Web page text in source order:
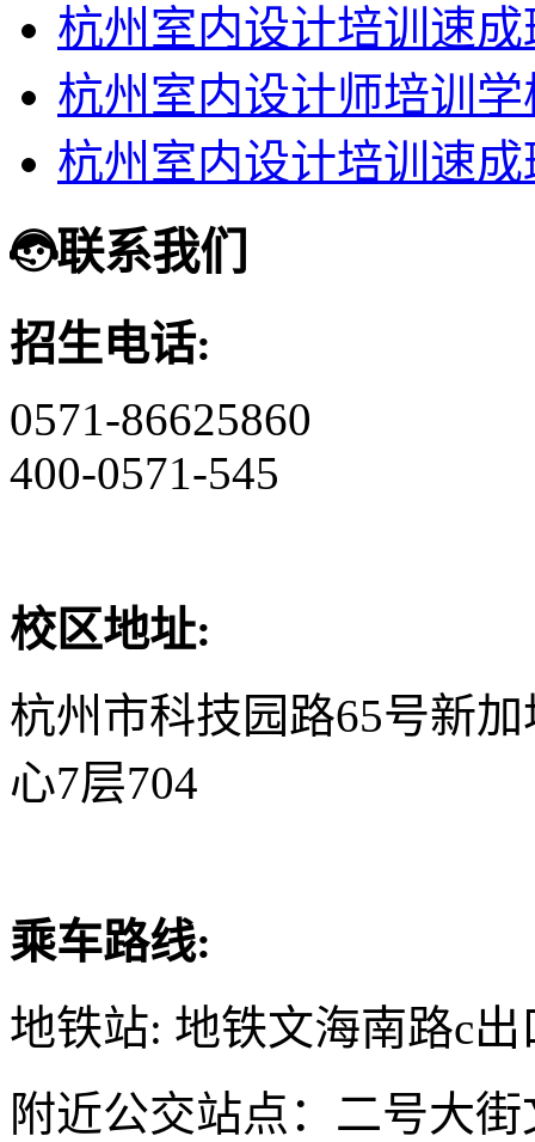
杭州室内设计培训速成
杭州室内设计师培训
杭州室内设计培训速成
联系我们
招生电话:
0571-86625860
400-0571-545
校区地址:
杭州市科技园路65号新
心7层704
乘车路线:
地铁站: 地铁文海南路c出
附近公交站点：二号大